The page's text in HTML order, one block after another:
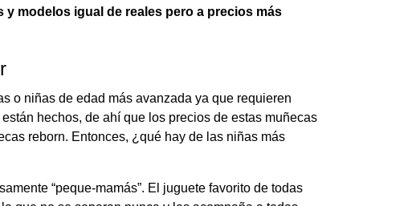
modelos igual de reales pero a precios más
o niñas de edad más avanzada ya que requieren
hechos, de ahí que los precios de estas muñecas
reborn. Entonces, ¿qué hay de las niñas más
“peque-mamás”. El juguete favorito de todas